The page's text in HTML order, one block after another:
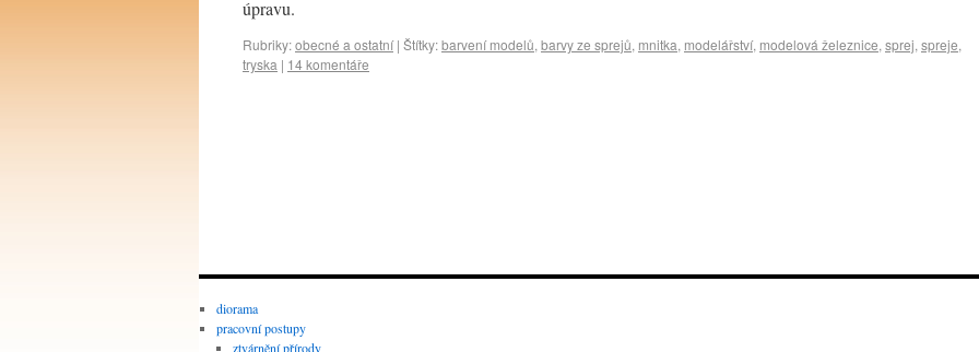
úpravu.
Rubriky:obecné a ostatní | Štítky:barvení modelů, barvy ze sprejů, mnitka, modelářství, modelová železnice, sprej, spreje,
tryska | 14 komentáře
diorama
pracovní postupy
ztvárnění přírody